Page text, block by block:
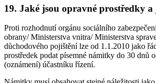
19. Jaké jsou opravné prostředky
Proti rozhodnutí orgánu sociálního
obrany/ Ministerstva vnitra/ Ministerstva
důchodového pojištění lze od 1.1.2010 jako
prostředek podat písemné námitky do 30 dnů
(oznámení) účastníku řízení.